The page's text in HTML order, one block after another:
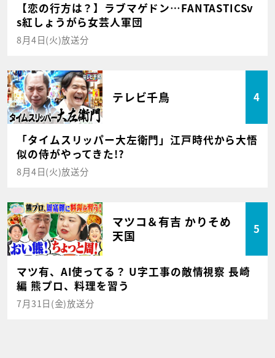
【恋の行方は？】ラブマゲドン…FANTASTICSv
s紅しょうがら女芸人軍団
8月4日(火)放送分
テレビ千鳥 4
「タイムスリッパー大左衛門」江戸時代から大悟
似の侍がやってきた!?
8月4日(火)放送分
マツコ＆有吉 かりそめ
天国
5
マツ有、AI使ってる？ U字工事の敵情視察 長崎
編 熊プロ、料理を習う
7月31日(金)放送分